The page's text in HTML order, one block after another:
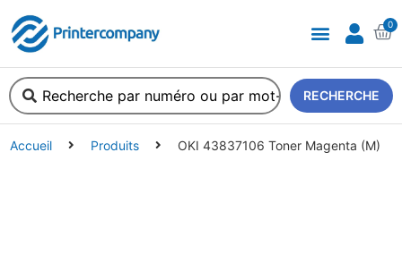
0
RECHERCHE
Accueil Produits OKI 43837106 Toner Magenta (M)